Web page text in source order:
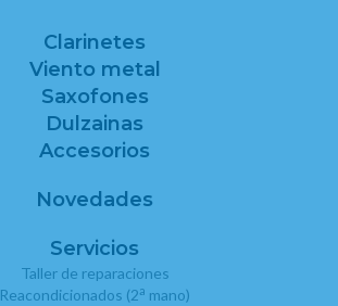
Clarinetes
Viento metal
Saxofones
Dulzainas
Accesorios
Novedades
Servicios
Taller de reparaciones
Reacondicionados (2a mano)